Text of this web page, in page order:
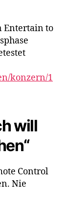
Entertain to
konzern/1
will
Control
Nie